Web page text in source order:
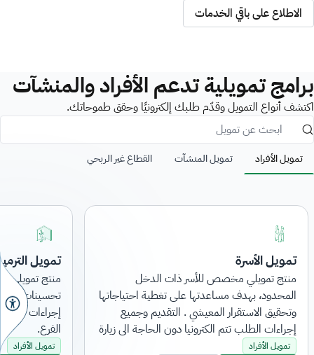
الاطلاع على باقي الخدمات
برامج تمويلية تدعم الأفراد والمنشآت
اكتشف أنواع التمويل وقدّم طلبك إلكترونيًا وحقق طموحاتك.
تمويل الأفراد تمويل المنشآت القطاع غير الربحي
تمويل الأسرة
منتج تمويلي مخصص للأسر ذات الدخل
المحدود، بهدف مساعدتها على تغطية احتياجاتها
وتحقيق الاستقرار المعيشي . التقديم وجميع
إجراءات الطلب تتم الكترونيا دون الحاجة الى زيارة
الفرع.
تمويل الأفراد
تمويل
منتج تمويلي
تحسينات
إجراءات الطلب
الفرع.
تمويل الأفراد